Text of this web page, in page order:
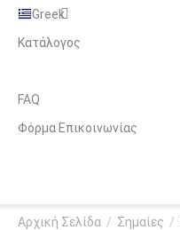
Greek
Κατάλογος
FAQ
Φόρμα Επικοινωνίας
Αρχική Σελίδα / Σημαίες /